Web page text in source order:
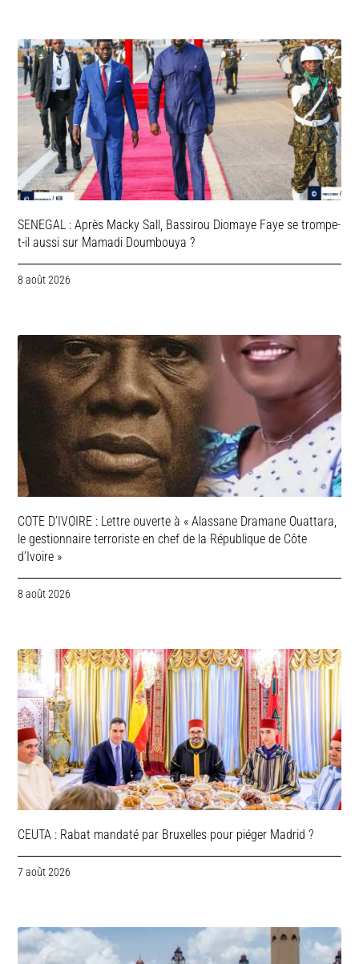
SENEGAL : Après Macky Sall, Bassirou Diomaye Faye se trompe-
t-il aussi sur Mamadi Doumbouya ?
8 août 2026
COTE D’IVOIRE : Lettre ouverte à « Alassane Dramane Ouattara,
le gestionnaire terroriste en chef de la République de Côte
d’Ivoire »
8 août 2026
CEUTA : Rabat mandaté par Bruxelles pour piéger Madrid ?
7 août 2026